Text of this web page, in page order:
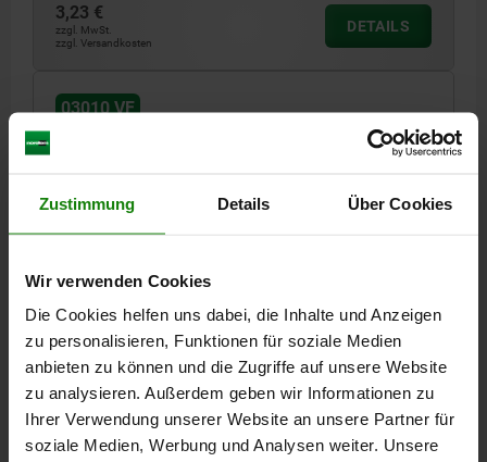
Zustimmung Details Über Cookies
Wir verwenden Cookies
Die Cookies helfen uns dabei, die Inhalte und Anzeigen
zu personalisieren, Funktionen für soziale Medien
anbieten zu können und die Zugriffe auf unsere Website
zu analysieren. Außerdem geben wir Informationen zu
Ihrer Verwendung unserer Website an unsere Partner für
soziale Medien, Werbung und Analysen weiter. Unsere
3,23 €
zzgl. MwSt.
zzgl. Versandkosten
DETAILS
03010 VF
FEDERNDES DRUCKSTÜCK VERSTÄRKTE
FEDERKRAFT D=M10 L=19, EDELSTAHL, KOMP:KUGEL
AUS EDELSTAHL
GEWINDE=M10 LÄNGE=19 D1=6 HUB=2
N=1,6
FEDERKRAFT ANFANG F1 CA. N=66
FEDERKRAFT ENDE F2 CA. N=100
Bestellnummer: 03010-210